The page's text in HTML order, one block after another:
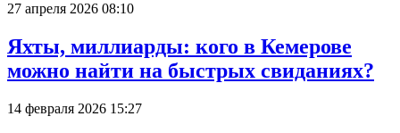
27 апреля 2026 08:10
Яхты, миллиарды: кого в Кемерове
можно найти на быстрых свиданиях?
14 февраля 2026 15:27